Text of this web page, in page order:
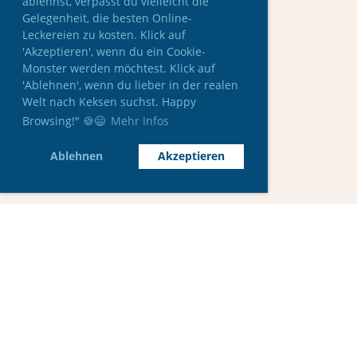
Gelegenheit, die besten Online-
Leckereien zu kosten. Klick auf
'Akzeptieren', wenn du ein Cookie-
Monster werden möchtest. Klick auf
'Ablehnen', wenn du lieber in der realen
Welt nach Keksen suchst. Happy
Browsing!" 🍪😄 Mehr Infos
Ablehnen Akzeptieren